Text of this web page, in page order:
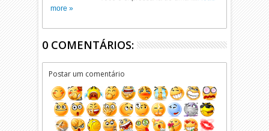
more »
0 COMENTÁRIOS:
Postar um comentário